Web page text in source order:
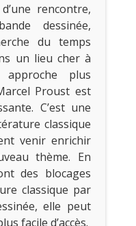
rencontre,
dessinée,
du temps
un lieu cher à
approche plus
Proust est
C’est une
classique
venir enrichir
thème. En
des blocages
classique par
elle peut
facile d’accès.